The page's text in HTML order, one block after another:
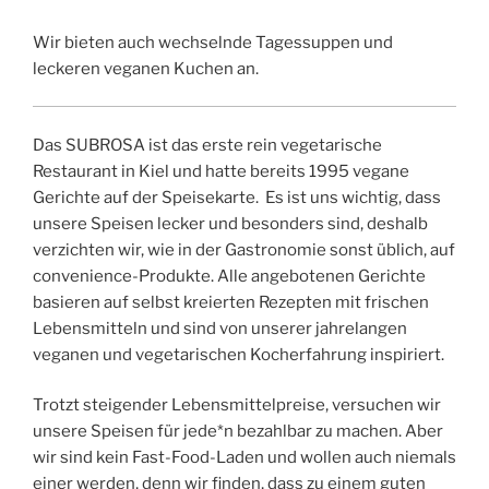
Wir bieten auch wechselnde Tagessuppen und
leckeren veganen Kuchen an.
Das SUBROSA ist das erste rein vegetarische
Restaurant in Kiel und hatte bereits 1995 vegane
Gerichte auf der Speisekarte. Es ist uns wichtig, dass
unsere Speisen lecker und besonders sind, deshalb
verzichten wir, wie in der Gastronomie sonst üblich, auf
convenience-Produkte. Alle angebotenen Gerichte
basieren auf selbst kreierten Rezepten mit frischen
Lebensmitteln und sind von unserer jahrelangen
veganen und vegetarischen Kocherfahrung inspiriert.
Trotzt steigender Lebensmittelpreise, versuchen wir
unsere Speisen für jede*n bezahlbar zu machen. Aber
wir sind kein Fast-Food-Laden und wollen auch niemals
einer werden, denn wir finden, dass zu einem guten